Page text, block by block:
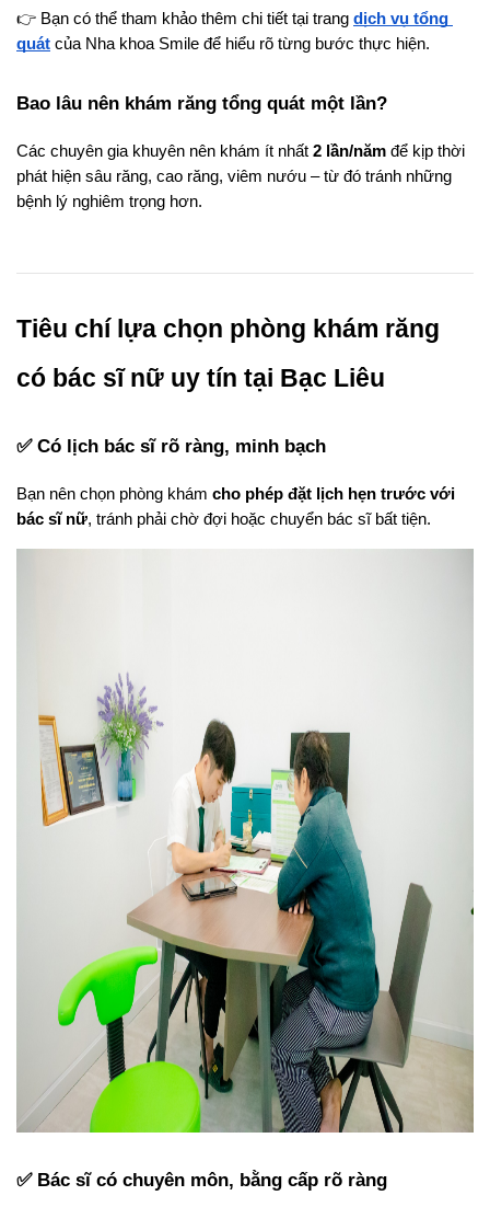
👉 Bạn có thể tham khảo thêm chi tiết tại trang dịch vụ tổng
quát của Nha khoa Smile để hiểu rõ từng bước thực hiện.
Bao lâu nên khám răng tổng quát một lần?
Các chuyên gia khuyên nên khám ít nhất 2 lần/năm để kịp thời
phát hiện sâu răng, cao răng, viêm nướu – từ đó tránh những
bệnh lý nghiêm trọng hơn.
Tiêu chí lựa chọn phòng khám răng
có bác sĩ nữ uy tín tại Bạc Liêu
✅ Có lịch bác sĩ rõ ràng, minh bạch
Bạn nên chọn phòng khám cho phép đặt lịch hẹn trước với
bác sĩ nữ, tránh phải chờ đợi hoặc chuyển bác sĩ bất tiện.
✅ Bác sĩ có chuyên môn, bằng cấp rõ ràng